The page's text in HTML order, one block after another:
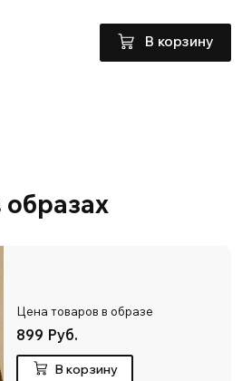
В корзину
образах
Цена товаров в образе
899 Руб.
В корзину